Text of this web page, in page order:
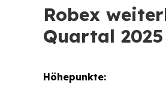
Robex
Quartal 2025
Höhepunkte: